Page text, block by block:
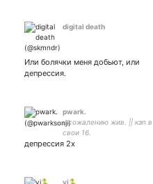
digital death
Или болячки меня добьют, или
депрессия.
pwark.
к сожалению жив. || кэп в
свои 16.
депрессия 2х
vi🐍